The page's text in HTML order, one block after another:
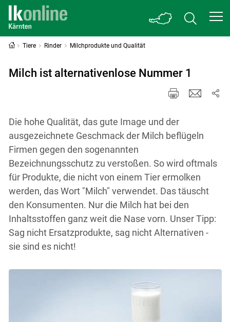
Tiere Rinder Milchprodukte und Qualität
Milch ist alternativenlose Nummer 1
Die hohe Qualität, das gute Image und der
ausgezeichnete Geschmack der Milch beflügeln
Firmen gegen den sogenannten
Bezeichnungsschutz zu verstoßen. So wird oftmals
für Produkte, die nicht von einem Tier ermolken
werden, das Wort "Milch" verwendet. Das täuscht
den Konsumenten. Nur die Milch hat bei den
Inhaltsstoffen ganz weit die Nase vorn. Unser Tipp:
Sag nicht Ersatzprodukte, sag nicht Alternativen -
sie sind es nicht!